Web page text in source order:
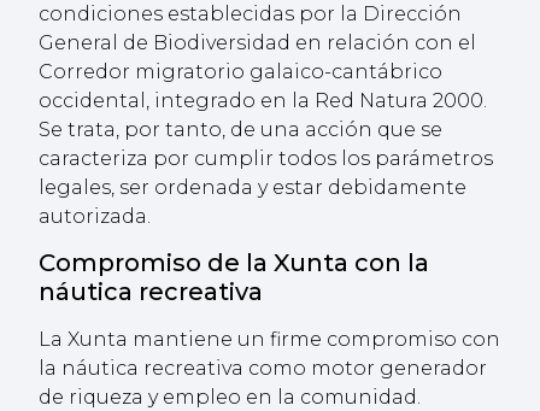
condiciones establecidas por la Dirección
General de Biodiversidad en relación con el
Corredor migratorio galaico-cantábrico
occidental, integrado en la Red Natura 2000.
Se trata, por tanto, de una acción que se
caracteriza por cumplir todos los parámetros
legales, ser ordenada y estar debidamente
autorizada.
Compromiso de la Xunta con la
náutica recreativa
La Xunta mantiene un firme compromiso con
la náutica recreativa como motor generador
de riqueza y empleo en la comunidad.